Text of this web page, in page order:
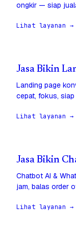
ongkir — siap
Lihat layanan →
Jasa Bikin
Landing page
cepat, fokus,
Lihat layanan →
Jasa Bikin
Chatbot AI &
jam, balas order
Lihat layanan →